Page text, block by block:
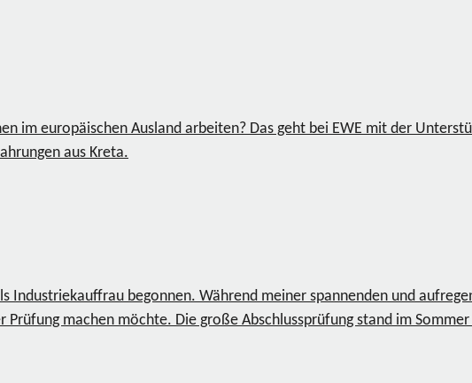
im europäischen Ausland arbeiten? Das geht bei EWE mit der
aus Kreta.
Industriekauffrau begonnen. Während meiner spannenden und
machen möchte. Die große Abschlussprüfung stand im